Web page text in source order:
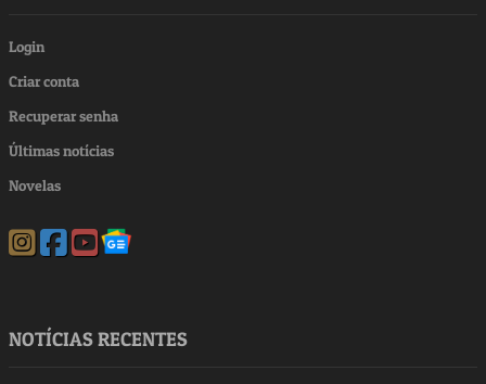
Login
Criar conta
Recuperar senha
Últimas notícias
Novelas
NOTÍCIAS RECENTES